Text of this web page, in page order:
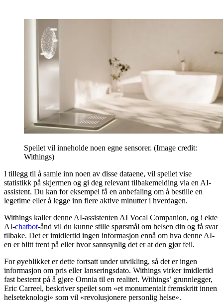
Speilet vil inneholde noen egne sensorer. (Image credit:
Withings)
I tillegg til å samle inn noen av disse dataene, vil speilet vise
statistikk på skjermen og gi deg relevant tilbakemelding via en AI-
assistent. Du kan for eksempel få en anbefaling om å bestille en
legetime eller å legge inn flere aktive minutter i hverdagen.
Withings kaller denne AI-assistenten AI Vocal Companion, og i ekte
AI-chatbot-ånd vil du kunne stille spørsmål om helsen din og få svar
tilbake. Det er imidlertid ingen informasjon ennå om hva denne AI-
en er blitt trent på eller hvor sannsynlig det er at den gjør feil.
For øyeblikket er dette fortsatt under utvikling, så det er ingen
informasjon om pris eller lanseringsdato. Withings virker imidlertid
fast bestemt på å gjøre Omnia til en realitet. Withings’ grunnlegger,
Eric Carreel, beskriver speilet som «et monumentalt fremskritt innen
helseteknologi» som vil «revolusjonere personlig helse».